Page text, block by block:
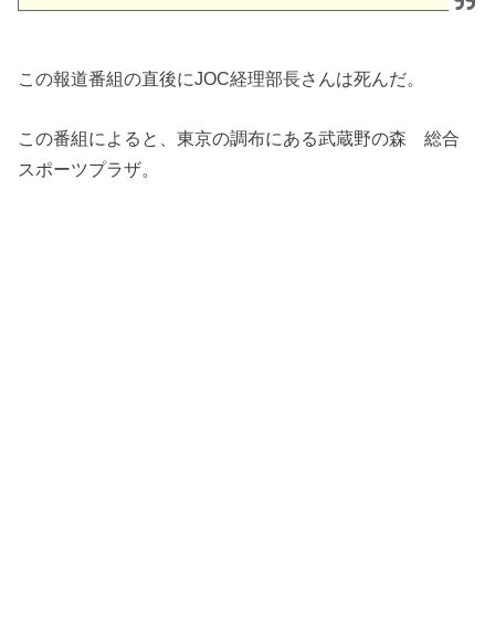
この報道番組の直後にJOC経理部長さんは死んだ。
この番組によると、東京の調布にある武蔵野の森 総合
スポーツプラザ。